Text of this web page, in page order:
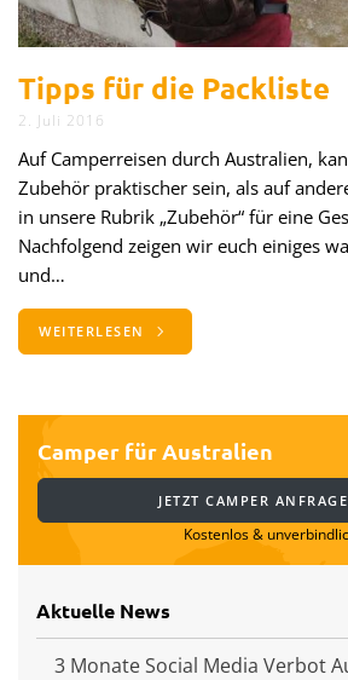
Tipps für die Packliste
2. Juli 2016
Auf Camperreisen durch Australien,
Zubehör praktischer sein, als auf
in unsere Rubrik „Zubehör“ für eine
Nachfolgend zeigen wir euch einiges
und…
WEITERLESEN
Camper für Australien
JETZT CAMPER
Kostenlos &
Aktuelle News
3 Monate Social Media Verbot